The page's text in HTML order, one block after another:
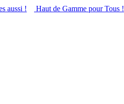
aussi ! Haut de Gamme pour Tous !